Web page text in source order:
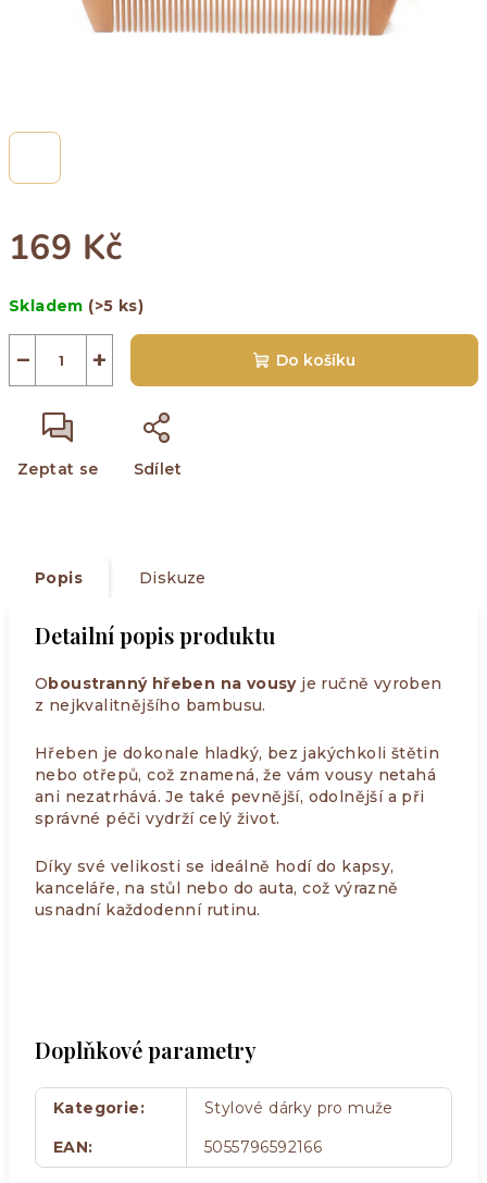
169 Kč
cena:
Skladem (>5 ks)
+
− Do košíku
Zeptat se Sdílet
Popis Diskuze
Detailní popis produktu
Oboustranný hřeben na vousyje ručně vyroben
z nejkvalitnějšího bambusu.
Hřeben je dokonale hladký, bez jakýchkoli štětin
nebo otřepů, což znamená, že vám vousy netahá
ani nezatrhává. Je také pevnější, odolnější a při
správné péči vydrží celý život.
Díky své velikosti se ideálně hodí do kapsy,
kanceláře, na stůl nebo do auta, což výrazně
usnadní každodenní rutinu.
Doplňkové parametry
Kategorie:
Stylové dárky pro muže
EAN: 5055796592166